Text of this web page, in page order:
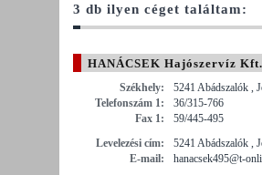
3 db ilyen céget találtam:
HANÁCSEK Hajószervíz Kft.
Székhely:
5241 Abádszalók ,
Telefonszám 1:
36/315-766
Fax 1:
59/445-495
Levelezési cím:
5241 Abádszalók ,
E-mail:
hanacsek495@t-